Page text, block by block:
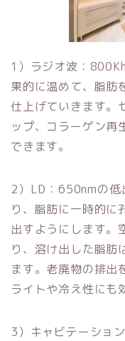
1）ラジオ波：
果的に温めて、脂肪
仕上げていきます。
ップ、コラーゲン再
できます。
2）LD：650nmの低
り、脂肪に一時的に
出すようにします。
り、溶け出した脂肪
ます。老廃物の排出
ライトや冷え性にも
3）キャビテーショ